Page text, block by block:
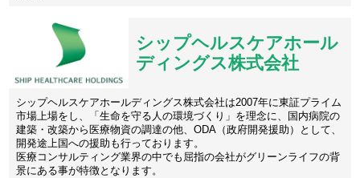
シップヘルスケアホール
ディングス株式会社
シップヘルスケアホールディングス株式会社は2007年に東証プライム
市場上場をし、「生命を守る人の環境づくり」を理念に、国内病院の
建築・改築から医療物資の調達の他、ODA（政府開発援助）として、
開発途上国への援助も行っております。
医療コンサルティング業界の中でも屈指の会社がグリーンライフの背
景にある事が特徴となります。